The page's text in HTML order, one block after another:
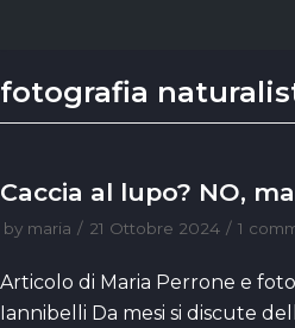
contenuto
fotografia
Caccia al lupo? NO,
by maria 21 Ottobre 2024 1
Articolo di Maria Perrone e
Iannibelli Da mesi si discute